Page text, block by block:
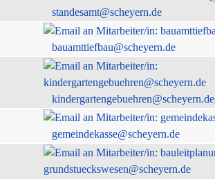
standesamt@scheyern.de
bauamttiefbau@scheyern.de
kindergartengebuehren@scheyern.de
gemeindekasse@scheyern.de